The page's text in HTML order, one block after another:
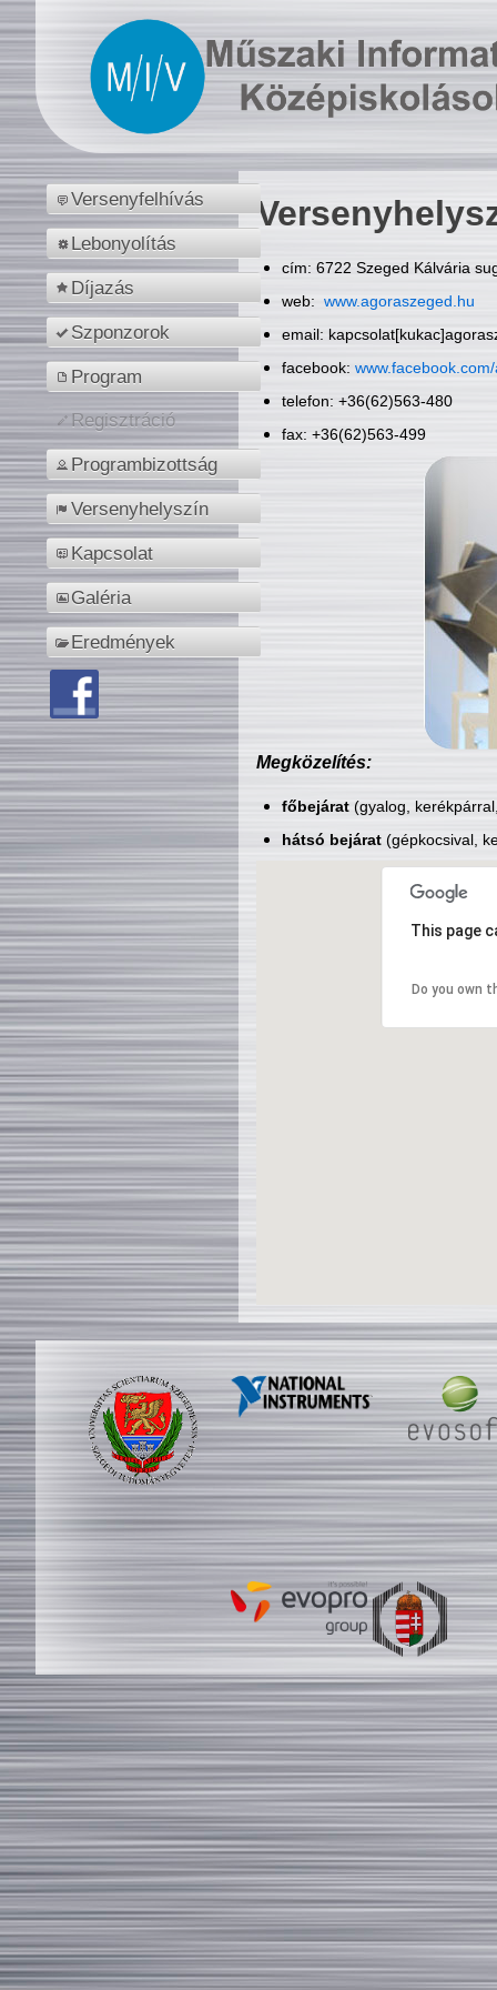
Versenyfelhívás
Lebonyolítás
Díjazás
Szponzorok
Program
Regisztráció
Programbizottság
Versenyhelyszín
Kapcsolat
Galéria
Eredmények
cím: 6722 Szeged Kálvária
web: www.agoraszeged.hu
email:
facebook:
telefon: +36(62)563-480
fax: +36(62)563-499
Megközelítés:
főbejárat(gyalog,
hátsó bejárat(gépkocsival,
This page
Do you own